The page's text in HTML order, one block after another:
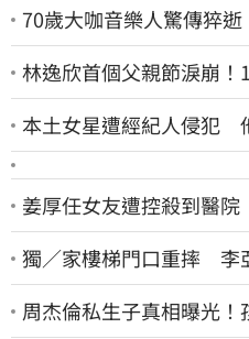
70歲大咖音樂人驚傳猝
林逸欣首個父親節淚崩！
本土女星遭經紀人侵犯
姜厚任女友遭控殺到醫
獨／家樓梯門口重摔 李
周杰倫私生子真相曝光